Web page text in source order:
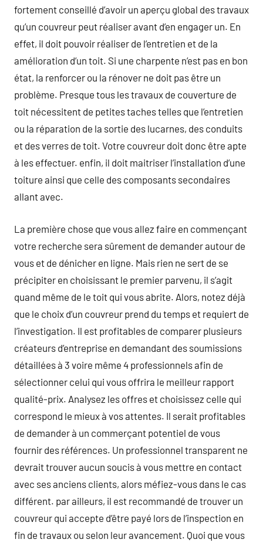
fortement conseillé d’avoir un aperçu global des travaux
qu’un couvreur peut réaliser avant d’en engager un. En
effet, il doit pouvoir réaliser de l’entretien et de la
amélioration d’un toit. Si une charpente n’est pas en bon
état, la renforcer ou la rénover ne doit pas être un
problème. Presque tous les travaux de couverture de
toit nécessitent de petites taches telles que l’entretien
ou la réparation de la sortie des lucarnes, des conduits
et des verres de toit. Votre couvreur doit donc être apte
à les effectuer. enfin, il doit maitriser l’installation d’une
toiture ainsi que celle des composants secondaires
allant avec.
La première chose que vous allez faire en commençant
votre recherche sera sûrement de demander autour de
vous et de dénicher en ligne. Mais rien ne sert de se
précipiter en choisissant le premier parvenu, il s’agit
quand même de le toit qui vous abrite. Alors, notez déjà
que le choix d’un couvreur prend du temps et requiert de
l’investigation. Il est profitables de comparer plusieurs
créateurs d’entreprise en demandant des soumissions
détaillées à 3 voire même 4 professionnels afin de
sélectionner celui qui vous offrira le meilleur rapport
qualité-prix. Analysez les offres et choisissez celle qui
correspond le mieux à vos attentes. Il serait profitables
de demander à un commerçant potentiel de vous
fournir des références. Un professionnel transparent ne
devrait trouver aucun soucis à vous mettre en contact
avec ses anciens clients, alors méfiez-vous dans le cas
différent. par ailleurs, il est recommandé de trouver un
couvreur qui accepte d’être payé lors de l’inspection en
fin de travaux ou selon leur avancement. Quoi que vous